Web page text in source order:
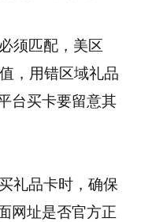
须匹配，美区
，用错区域礼品
台买卡要留意其
礼品卡时，确保
网址是否官方正